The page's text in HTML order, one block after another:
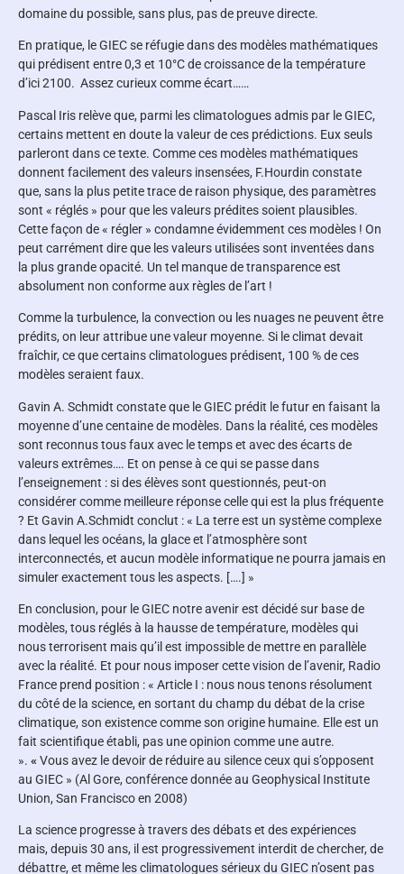
domaine du possible, sans plus, pas de preuve directe.
En pratique, le GIEC se réfugie dans des modèles mathématiques
qui prédisent entre 0,3 et 10°C de croissance de la température
d’ici 2100. Assez curieux comme écart……
Pascal Iris relève que, parmi les climatologues admis par le GIEC,
certains mettent en doute la valeur de ces prédictions. Eux seuls
parleront dans ce texte. Comme ces modèles mathématiques
donnent facilement des valeurs insensées, F.Hourdin constate
que, sans la plus petite trace de raison physique, des paramètres
sont « réglés » pour que les valeurs prédites soient plausibles.
Cette façon de « régler » condamne évidemment ces modèles ! On
peut carrément dire que les valeurs utilisées sont inventées dans
la plus grande opacité. Un tel manque de transparence est
absolument non conforme aux règles de l’art !
Comme la turbulence, la convection ou les nuages ne peuvent être
prédits, on leur attribue une valeur moyenne. Si le climat devait
fraîchir, ce que certains climatologues prédisent, 100 % de ces
modèles seraient faux.
Gavin A. Schmidt constate que le GIEC prédit le futur en faisant la
moyenne d’une centaine de modèles. Dans la réalité, ces modèles
sont reconnus tous faux avec le temps et avec des écarts de
valeurs extrêmes…. Et on pense à ce qui se passe dans
l’enseignement : si des élèves sont questionnés, peut-on
considérer comme meilleure réponse celle qui est la plus fréquente
? Et Gavin A.Schmidt conclut : « La terre est un système complexe
dans lequel les océans, la glace et l’atmosphère sont
interconnectés, et aucun modèle informatique ne pourra jamais en
simuler exactement tous les aspects. [….] »
En conclusion, pour le GIEC notre avenir est décidé sur base de
modèles, tous réglés à la hausse de température, modèles qui
nous terrorisent mais qu’il est impossible de mettre en parallèle
avec la réalité. Et pour nous imposer cette vision de l’avenir, Radio
France prend position : « Article I : nous nous tenons résolument
du côté de la science, en sortant du champ du débat de la crise
climatique, son existence comme son origine humaine. Elle est un
fait scientifique établi, pas une opinion comme une autre.
». « Vous avez le devoir de réduire au silence ceux qui s’opposent
au GIEC » (Al Gore, conférence donnée au Geophysical Institute
Union, San Francisco en 2008)
La science progresse à travers des débats et des expériences
mais, depuis 30 ans, il est progressivement interdit de chercher, de
débattre, et même les climatologues sérieux du GIEC n’osent pas